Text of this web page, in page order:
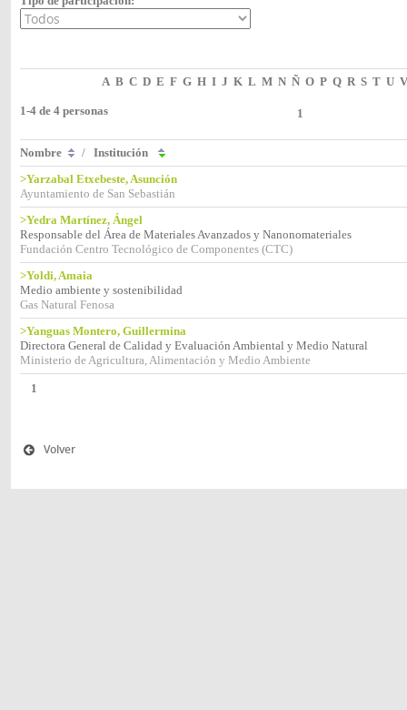
A B C D E F G H I J K L M N Ñ O P Q R S T U V
1-4 de 4 personas 1
Nombre / Institución
>Yarzabal Etxebeste, Asunción
Ayuntamiento de San Sebastián
>Yedra Martínez, Ángel
Responsable del Área de Materiales Avanzados y Nanonomateriales
Fundación Centro Tecnológico de Componentes (CTC)
>Yoldi, Amaia
Medio ambiente y sostenibilidad
Gas Natural Fenosa
>Yanguas Montero, Guillermina
Directora General de Calidad y Evaluación Ambiental y Medio Natural
Ministerio de Agricultura, Alimentación y Medio Ambiente
1
Volver